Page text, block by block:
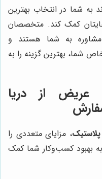
به شما در انتخاب بهترین
کمک کند. متخصصان
مشاوره به شما هستند و
شما، بهترین گزینه را به
عریض از دریا
پلاستیک، مزایای متعددی را
به بهبود کسب‌و‌کار شما کمک